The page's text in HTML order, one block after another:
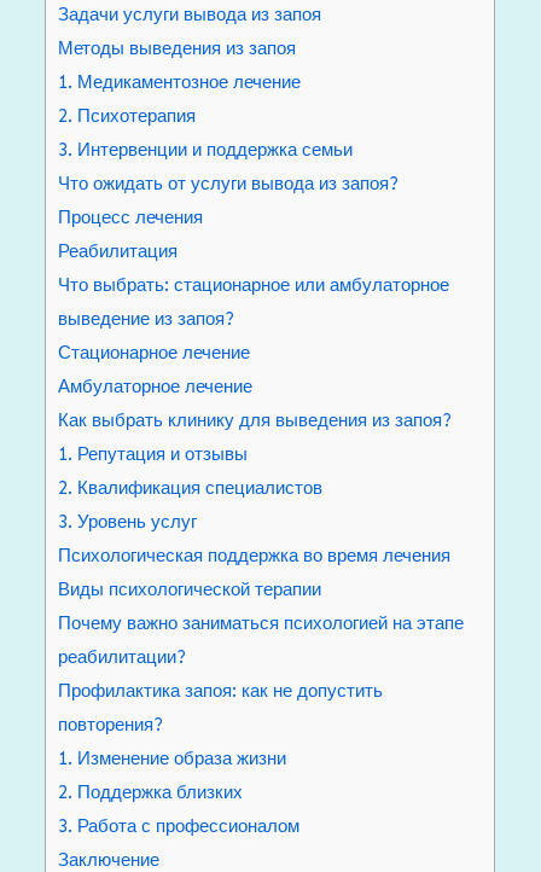
Задачи услуги вывода из запоя
Методы выведения из запоя
1. Медикаментозное лечение
2. Психотерапия
3. Интервенции и поддержка семьи
Что ожидать от услуги вывода из запоя?
Процесс лечения
Реабилитация
Что выбрать: стационарное или амбулаторное
выведение из запоя?
Стационарное лечение
Амбулаторное лечение
Как выбрать клинику для выведения из запоя?
1. Репутация и отзывы
2. Квалификация специалистов
3. Уровень услуг
Психологическая поддержка во время лечения
Виды психологической терапии
Почему важно заниматься психологией на этапе
реабилитации?
Профилактика запоя: как не допустить
повторения?
1. Изменение образа жизни
2. Поддержка близких
3. Работа с профессионалом
Заключение